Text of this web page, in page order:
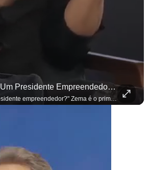
"O Brasil Já Teve Um Presidente Empreendedor?"
"O Brasil já teve um presidente empreendedor?" Zema é o primeiro a sentar na cadeira. Outros três presidenciáveis ainda vão passar por ela. A Sabatina Presidencial está no ar, com perguntas que vieram de uma pesquisa inédita com empresários. Acompanhe AO VIVO no YouTube do G4 Business. Se você busca informação com credibilidade, inscreva-se agora e ative o